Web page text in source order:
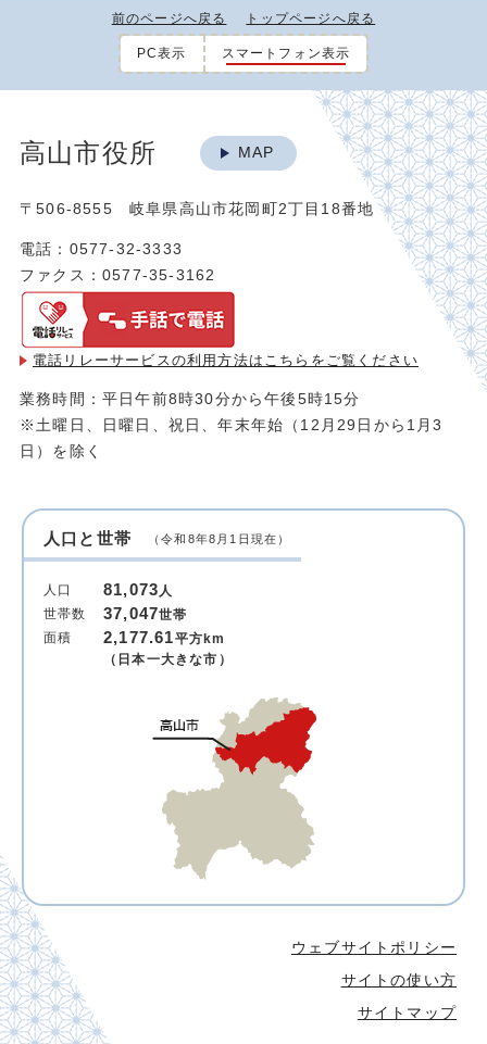
前のページへ戻る トップページへ戻る
PC表示 スマートフォン表示
高山市役所 MAP
〒506-8555 岐阜県高山市花岡町2丁目18番地
電話：0577-32-3333
ファクス：0577-35-3162
電話リレーサービスの利用方法は こちらをご覧ください
業務時間：平日午前8時30分から午後5時15分
※土曜日、日曜日、祝日、年末年始（12月29日から1月3
日）を除く
人口と世帯 （令和8年8月1日現在）
人口 81,073人
世帯数
37,047世帯
面積
2,177.61平方km
（日本一大きな市）
ウェブサイトポリシー
サイトの使い方
サイトマップ